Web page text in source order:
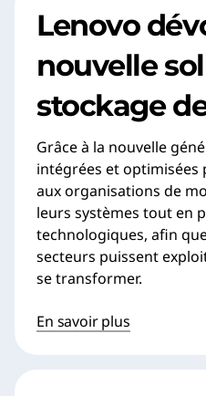
Lenovo
nouvelle
stockage
Grâce à la nouvelle
intégrées et optimisées
aux organisations de
leurs systèmes tout en
technologiques, afin
secteurs puissent
se transformer.
En savoir plus